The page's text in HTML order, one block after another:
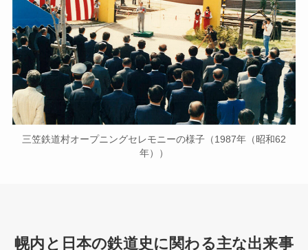
三笠鉄道村オープニングセレモニーの様子（1987年（昭和62
年））
幌内と日本の鉄道史に関わる主な出来事